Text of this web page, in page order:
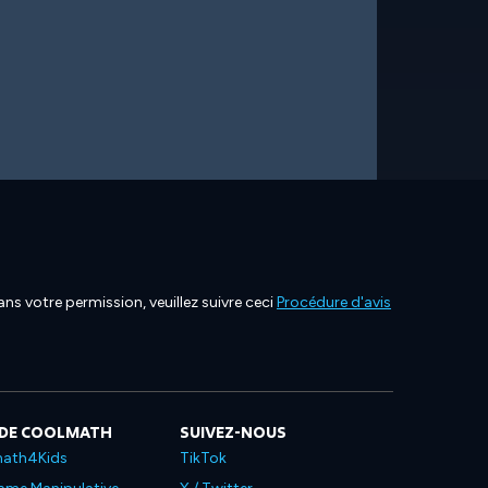
votre permission, veuillez suivre ceciProcédure d'avis
COOLMATH SUIVEZ-NOUS
TikTok